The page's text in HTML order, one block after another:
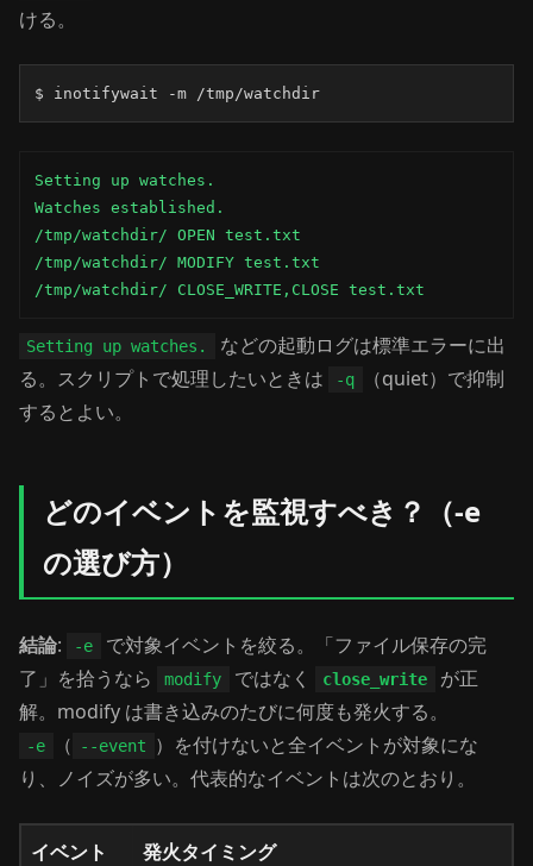
ける。
$ inotifywait -m /tmp/watchdir
Setting up watches.
Watches established.
/tmp/watchdir/ OPEN test.txt
/tmp/watchdir/ MODIFY test.txt
/tmp/watchdir/ CLOSE_WRITE,CLOSE test.txt
Setting up watches.
などの起動ログは標準エラーに出
る。スクリプトで処理したいときは
-q
（quiet）で抑制
するとよい。
どのイベントを監視すべき？（-e
の選び方）
結論: -e
で対象イベントを絞る。「ファイル保存の完
了」を拾うなら
modify ではなく close_write
が正
解。modify は書き込みのたびに何度も発火する。
-e （ --event
）を付けないと全イベントが対象にな
り、ノイズが多い。代表的なイベントは次のとおり。
イベント 発火タイミング